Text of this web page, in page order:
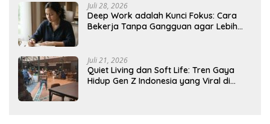
Juli 28, 2026
Deep Work adalah Kunci Fokus: Cara
Bekerja Tanpa Gangguan agar Lebih
Juli 21, 2026
Quiet Living dan Soft Life: Tren Gaya
Hidup Gen Z Indonesia yang Viral di